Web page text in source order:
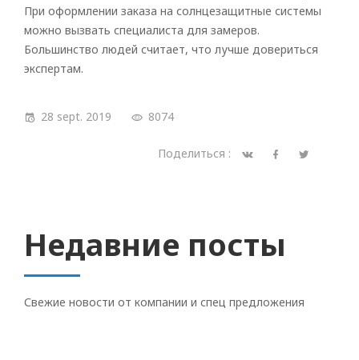
При оформлении заказа на солнцезащитные системы
можно вызвать специалиста для замеров.
Большинство людей считает, что лучше довериться
экспертам.
28 sept. 2019 8074
Поделиться :
Недавние посты
Свежие новости от компании и спец предложения